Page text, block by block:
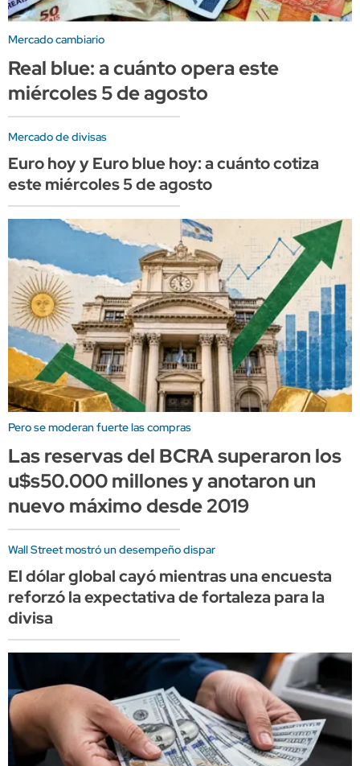
Mercado cambiario
Real blue: a cuánto opera este
miércoles 5 de agosto
Mercado de divisas
Euro hoy y Euro blue hoy: a cuánto cotiza
este miércoles 5 de agosto
Pero se moderan fuerte las compras
Las reservas del BCRA superaron los
u$s50.000 millones y anotaron un
nuevo máximo desde 2019
Wall Street mostró un desempeño dispar
El dólar global cayó mientras una encuesta
reforzó la expectativa de fortaleza para la
divisa